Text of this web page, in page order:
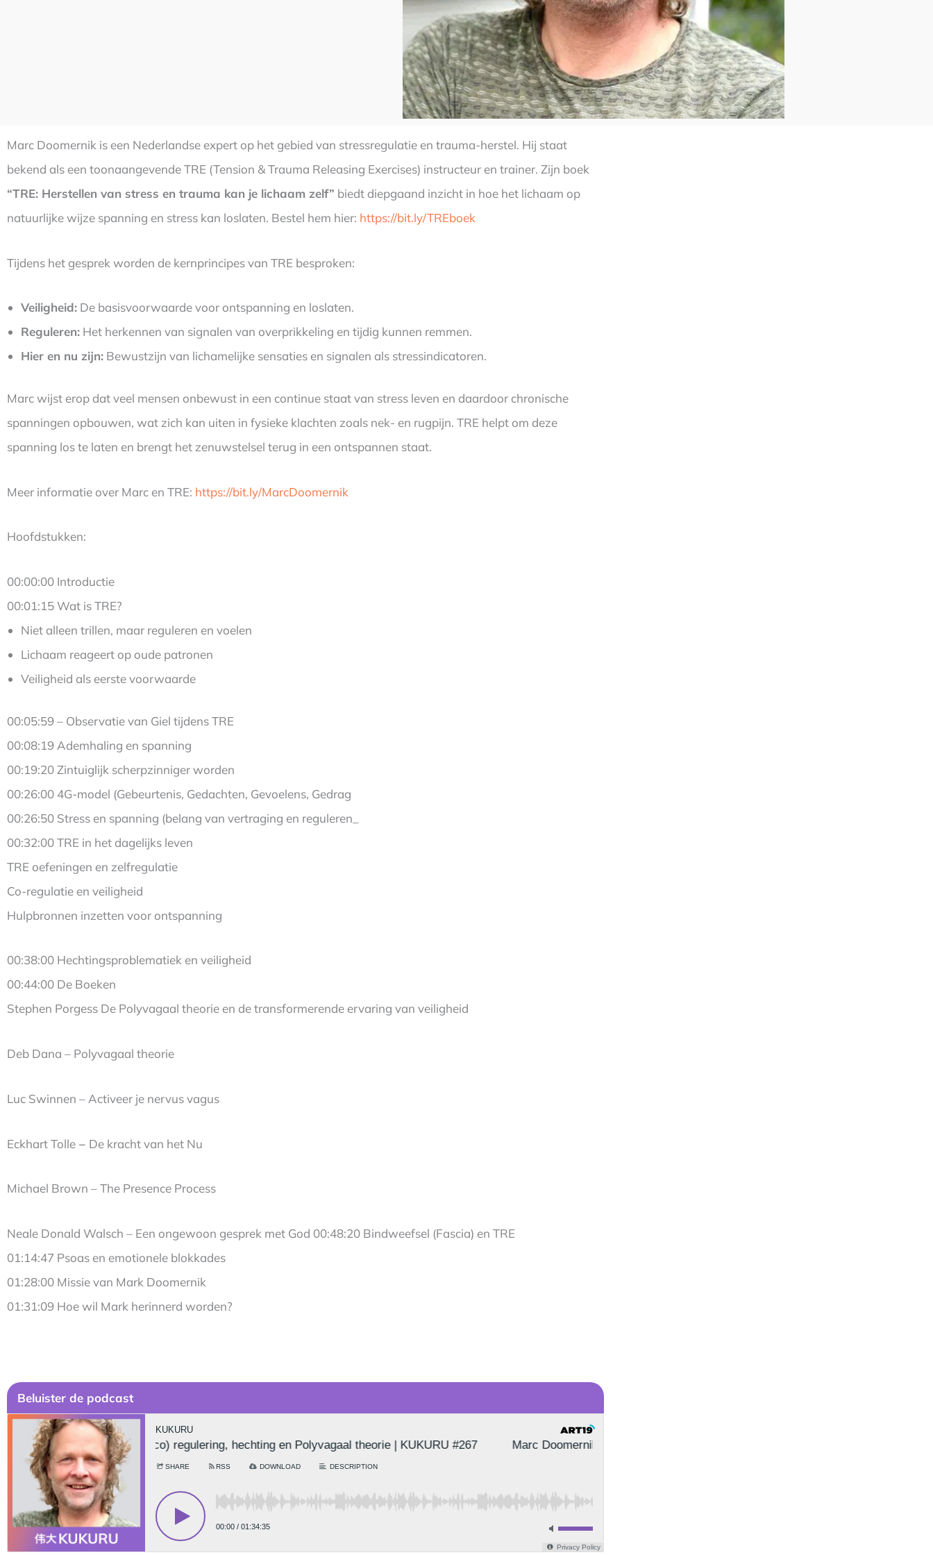
Marc Doomernik is een Nederlandse expert op het gebied van stressregulatie en trauma-herstel. Hij staat
bekend als een toonaangevende TRE (Tension & Trauma Releasing Exercises) instructeur en trainer. Zijn boek
“TRE: Herstellen van stress en trauma kan je lichaam zelf” biedt diepgaand inzicht in hoe het lichaam op
natuurlijke wijze spanning en stress kan loslaten. Bestel hem hier: https://bit.ly/TREboek
Tijdens het gesprek worden de kernprincipes van TRE besproken:
Veiligheid: De basisvoorwaarde voor ontspanning en loslaten.
Reguleren: Het herkennen van signalen van overprikkeling en tijdig kunnen remmen.
Hier en nu zijn: Bewustzijn van lichamelijke sensaties en signalen als stressindicatoren.
Marc wijst erop dat veel mensen onbewust in een continue staat van stress leven en daardoor chronische
spanningen opbouwen, wat zich kan uiten in fysieke klachten zoals nek- en rugpijn. TRE helpt om deze
spanning los te laten en brengt het zenuwstelsel terug in een ontspannen staat.
Meer informatie over Marc en TRE: https://bit.ly/MarcDoomernik
Hoofdstukken:
00:00:00 Introductie
00:01:15 Wat is TRE?
Niet alleen trillen, maar reguleren en voelen
Lichaam reageert op oude patronen
Veiligheid als eerste voorwaarde
00:05:59 – Observatie van Giel tijdens TRE
00:08:19 Ademhaling en spanning
00:19:20 Zintuiglijk scherpzinniger worden
00:26:00 4G-model (Gebeurtenis, Gedachten, Gevoelens, Gedrag
00:26:50 Stress en spanning (belang van vertraging en reguleren_
00:32:00 TRE in het dagelijks leven
TRE oefeningen en zelfregulatie
Co-regulatie en veiligheid
Hulpbronnen inzetten voor ontspanning
00:38:00 Hechtingsproblematiek en veiligheid
00:44:00 De Boeken
Stephen Porgess De Polyvagaal theorie en de transformerende ervaring van veiligheid
Deb Dana – Polyvagaal theorie
Luc Swinnen – Activeer je nervus vagus
Eckhart Tolle​ – De kracht van het Nu
Michael Brown​ – The Presence Process
Neale Donald Walsch – Een ongewoon gesprek met God 00:48:20 Bindweefsel (Fascia) en TRE
01:14:47 Psoas en emotionele blokkades
01:28:00 Missie van Mark Doomernik
01:31:09 Hoe wil Mark herinnerd worden?
Beluister de podcast